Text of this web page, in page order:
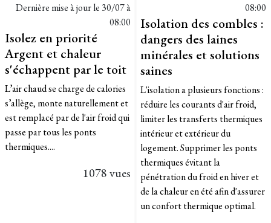
Dernière mise à jour le 30/07 à
08:00
Isolez en priorité
Argent et chaleur
s'échappent par le toit
L’air chaud se charge de calories
s’allège, monte naturellement et
est remplacé par de l'air froid qui
passe par tous les ponts
thermiques....
1078 vues
08:00
Isolation des combles :
dangers des laines
minérales et solutions
saines
L'isolation a plusieurs fonctions :
réduire les courants d'air froid,
limiter les transferts thermiques
intérieur et extérieur du
logement. Supprimer les ponts
thermiques évitant la
pénétration du froid en hiver et
de la chaleur en été afin d'assurer
un confort thermique optimal.